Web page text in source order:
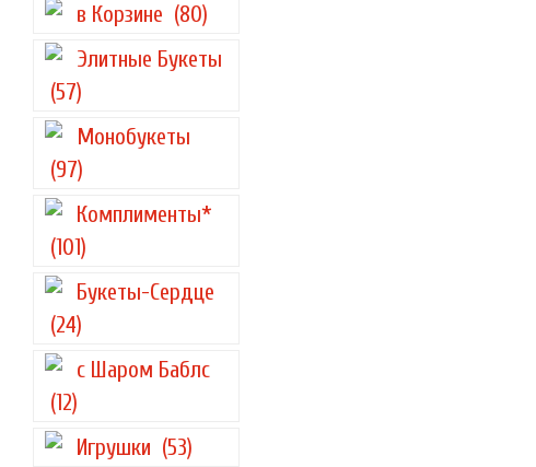
в Корзине (80)
Элитные Букеты
(57)
Монобукеты
(97)
Комплименты*
(101)
Букеты-Сердце
(24)
с Шаром Баблс
(12)
Игрушки (53)